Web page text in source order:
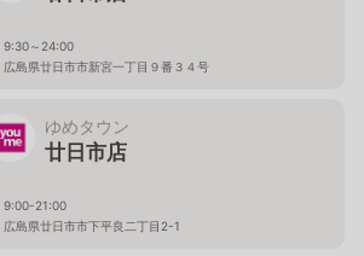
9:30～24:00
広島県廿日市市新宮一丁目９番３４号
ゆめタウン
廿日市店
9:00-21:00
広島県廿日市市下平良二丁目2-1